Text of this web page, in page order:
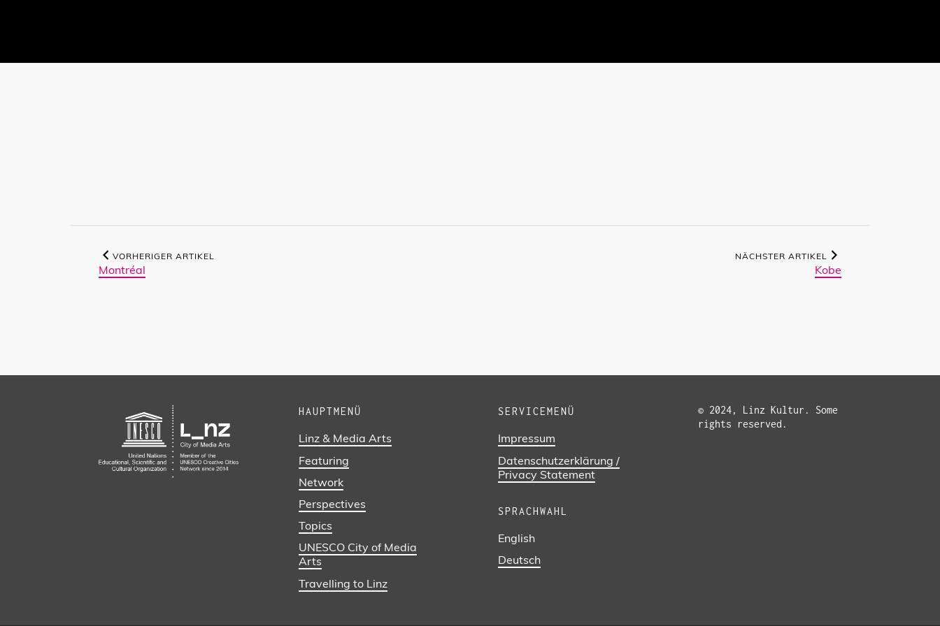
VORHERIGER ARTIKEL
Montréal
NÄCHSTER ARTIKEL
Kobe
HAUPTMENÜ
Linz & Media Arts
Featuring
Network
Perspectives
Topics
UNESCO City of Media
Arts
Travelling to Linz
SERVICEMENÜ
Impressum
Datenschutzerklärung /
Privacy Statement
SPRACHWAHL
English
Deutsch
© 2024, Linz Kultur. Some
rights reserved.